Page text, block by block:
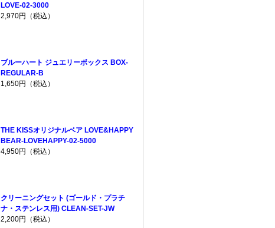
LOVE-02-3000
2,970円（税込）
ブルーハート ジュエリーボックス BOX-
REGULAR-B
1,650円（税込）
THE KISSオリジナルベア LOVE&HAPPY
BEAR-LOVEHAPPY-02-5000
4,950円（税込）
クリーニングセット (ゴールド・プラチ
ナ・ステンレス用) CLEAN-SET-JW
2,200円（税込）